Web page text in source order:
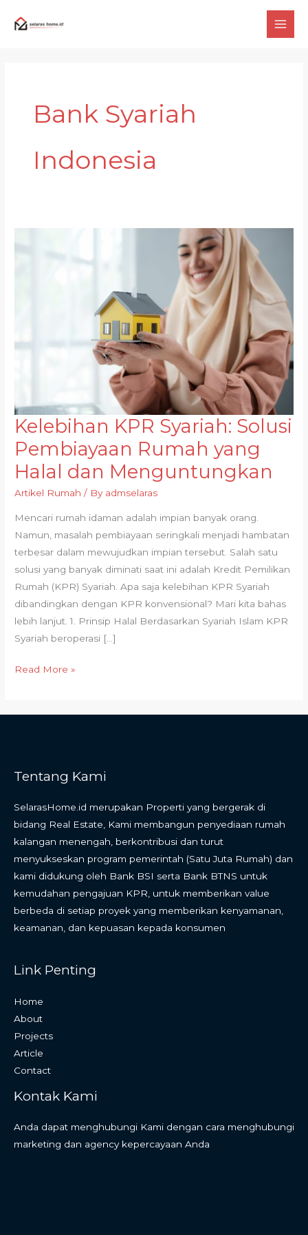
Bank Syariah
Indonesia
Kelebihan KPR Syariah: Solusi
Pembiayaan Rumah yang
Halal dan Menguntungkan
Artikel Rumah / By admselaras
Mencari rumah idaman adalah impian banyak orang.
Namun, masalah pembiayaan seringkali menjadi hambatan
terbesar dalam mewujudkan impian tersebut. Salah satu
solusi yang banyak diminati saat ini adalah Kredit Pemilikan
Rumah (KPR) Syariah. Apa saja kelebihan KPR Syariah
dibandingkan dengan KPR konvensional? Mari kita bahas
lebih lanjut. 1. Prinsip Halal Berdasarkan Syariah Islam KPR
Syariah beroperasi […]
Kelebihan
KPR
Syariah:
Solusi
Pembiayaan
Menguntungkan
Read More »
Tentang Kami
SelarasHome.id merupakan Properti yang bergerak di
bidang Real Estate, Kami membangun penyediaan rumah
kalangan menengah, berkontribusi dan turut
menyukseskan program pemerintah (Satu Juta Rumah) dan
kami didukung oleh Bank BSI serta Bank BTNS untuk
kemudahan pengajuan KPR, untuk memberikan value
berbeda di setiap proyek yang memberikan kenyamanan,
keamanan, dan kepuasan kepada konsumen
Link Penting
Home
About
Projects
Article
Contact
Kontak Kami
Anda dapat menghubungi Kami dengan cara menghubungi
marketing dan agency kepercayaan Anda